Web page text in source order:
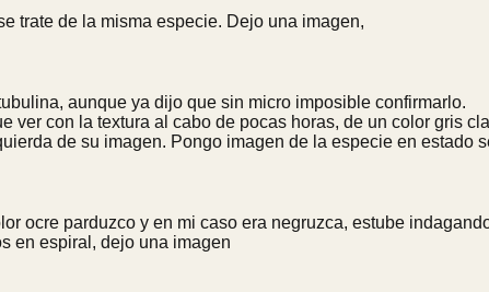
trate de la misma especie. Dejo una imagen,
aunque ya dijo que sin micro imposible confirmarlo.
con la textura al cabo de pocas horas, de un color gris
de su imagen. Pongo imagen de la especie en estado
ocre parduzco y en mi caso era negruzca, estube
en espiral, dejo una imagen